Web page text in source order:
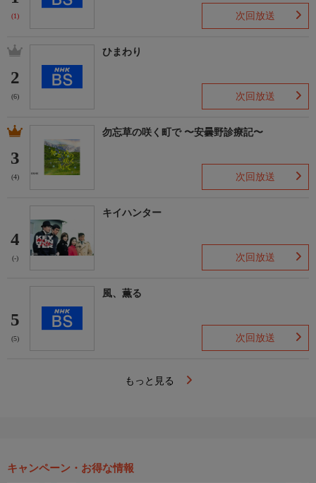
(1) 次回放送
2
(6)
ひまわり
次回放送
3
(4)
勿忘草の咲く町で 〜安曇野診療記〜
次回放送
4
(-)
キイハンター
次回放送
5
(5)
風、薫る
次回放送
もっと見る
キャンペーン・お得な情報